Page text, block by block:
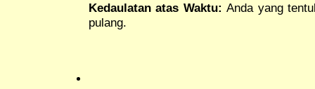
Kedaulatan atas Waktu: Anda yang
pulang.